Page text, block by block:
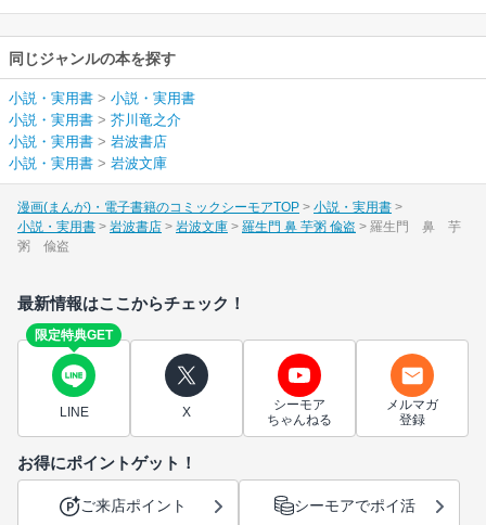
同じジャンルの本を探す
小説・実用書 > 小説・実用書
小説・実用書 > 芥川竜之介
小説・実用書 > 岩波書店
小説・実用書 > 岩波文庫
漫画(まんが)・電子書籍のコミックシーモアTOP
小説・実用書
小説・実用書
岩波書店 岩波文庫 羅生門 鼻 芋粥 偸盗
羅生門 鼻 芋
粥 偸盗
最新情報はここからチェック！
限定特典GET
LINE X
シーモア
ちゃんねる
メルマガ
登録
お得にポイントゲット！
ご来店ポイント シーモアでポイ活